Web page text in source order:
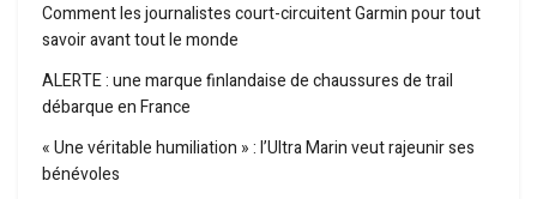
Comment les journalistes court-circuitent Garmin pour tout
savoir avant tout le monde
ALERTE : une marque finlandaise de chaussures de trail
débarque en France
« Une véritable humiliation » : l’Ultra Marin veut rajeunir ses
bénévoles